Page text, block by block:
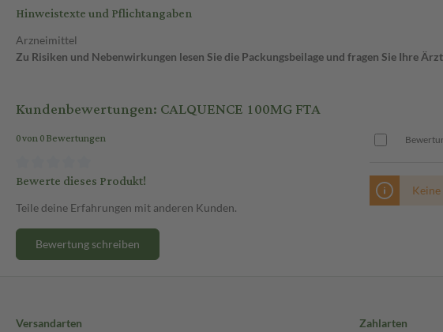
Hinweistexte und Pflichtangaben
Arzneimittel
Zu Risiken und Nebenwirkungen lesen Sie die Packungsbeilage und fragen Sie Ihre
Kundenbewertungen: CALQUENCE 100MG FTA
0 von 0 Bewertungen
Bewerte dieses Produkt!
Teile deine Erfahrungen mit anderen Kunden.
Bewertung schreiben
Versandarten
Zahlarten